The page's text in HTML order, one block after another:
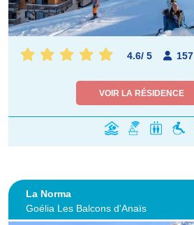
4.6/ 5 157
VOIR LA RÉSIDENCE
La Norma
Goélia Les Balcons d'Anaïs